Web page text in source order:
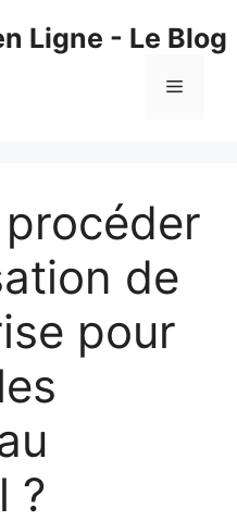
Ligne - Le Blog
Menu
de
pour
?